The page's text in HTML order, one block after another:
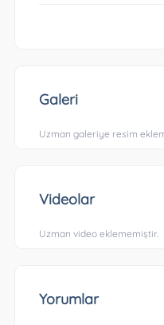
Galeri
Uzman galeriye resim
Videolar
Uzman video eklememiştir.
Yorumlar